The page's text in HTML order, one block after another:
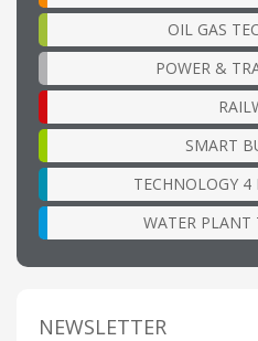
OIL GAS
POWER &
SMART
TECHNOLOGY
WATER PLANT
NEWSLETTER